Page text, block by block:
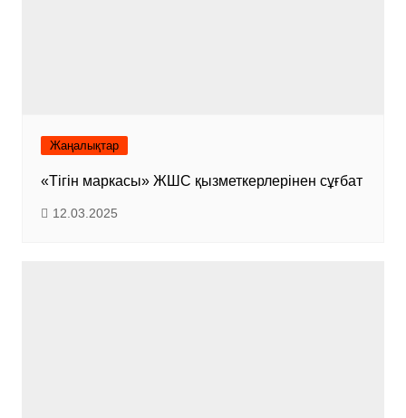
Жаңалықтар
«Тігін маркасы» ЖШС қызметкерлерінен сұғбат
12.03.2025